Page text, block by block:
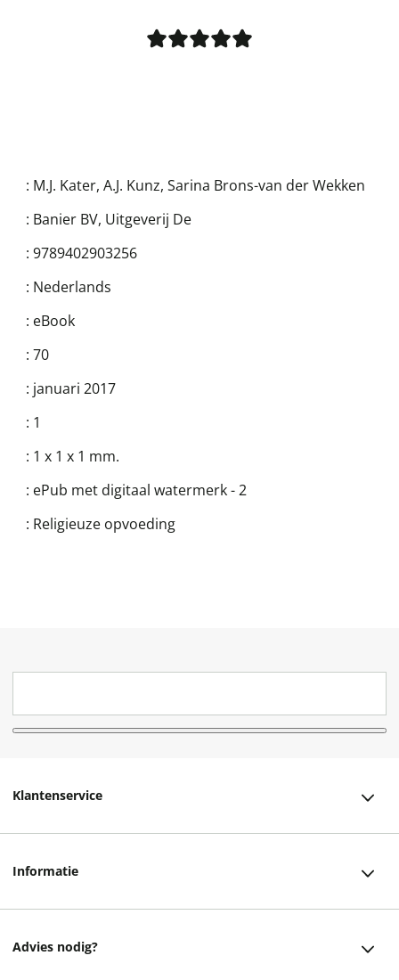
: M.J. Kater, A.J. Kunz, Sarina Brons-van der Wekken
: Banier BV, Uitgeverij De
: 9789402903256
: Nederlands
: eBook
: 70
: januari 2017
: 1
: 1 x 1 x 1 mm.
: ePub met digitaal watermerk - 2
: Religieuze opvoeding
Klantenservice
Informatie
Advies nodig?